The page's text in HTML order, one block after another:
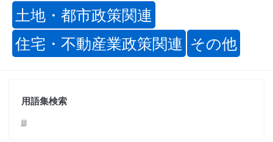
土地・都市政策関連
住宅・不動産業政策関連 その他
用語集検索
jjj